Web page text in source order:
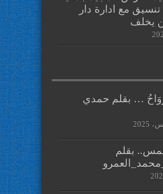
مع ادارة دار
يخلف
… بقلم حمدي
بقلم